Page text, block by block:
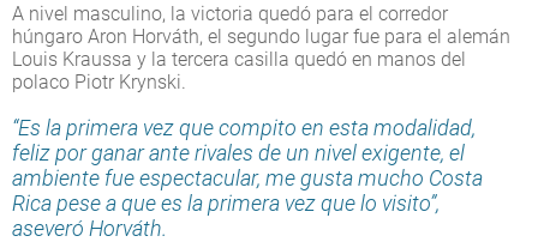
A nivel masculino, la victoria quedó para el corredor
húngaro Aron Horváth, el segundo lugar fue para el alemán
Louis Kraussa y la tercera casilla quedó en manos del
polaco Piotr Krynski.
“Es la primera vez que compito en esta modalidad,
feliz por ganar ante rivales de un nivel exigente, el
ambiente fue espectacular, me gusta mucho Costa
Rica pese a que es la primera vez que lo visito”,
aseveró Horváth.